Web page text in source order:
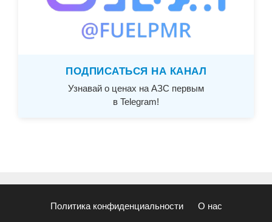
ПОДПИСАТЬСЯ НА КАНАЛ
Узнавай о ценах на АЗС первым
в Telegram!
Политика конфиденциальности О нас